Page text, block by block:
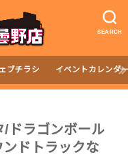
SEARCH
ブチラシ イベントカレンダ
ドラゴンボール
ドトラックな